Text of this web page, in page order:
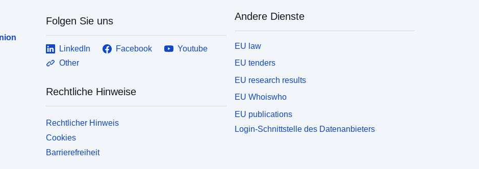
Folgen Sie uns
LinkedIn Facebook
Youtube
Other
Rechtliche Hinweise
Rechtlicher Hinweis
Cookies
Barrierefreiheit
Andere Dienste
EU law
EU tenders
EU research results
EU Whoiswho
EU publications
Login-Schnittstelle des Datenanbieters